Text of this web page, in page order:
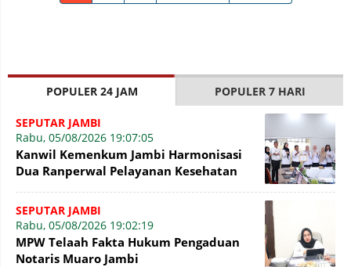
POPULER 24 JAM POPULER 7 HARI
SEPUTAR JAMBI
Rabu, 05/08/2026 19:07:05
Kanwil Kemenkum Jambi Harmonisasi
Dua Ranperwal Pelayanan Kesehatan
SEPUTAR JAMBI
Rabu, 05/08/2026 19:02:19
MPW Telaah Fakta Hukum Pengaduan
Notaris Muaro Jambi